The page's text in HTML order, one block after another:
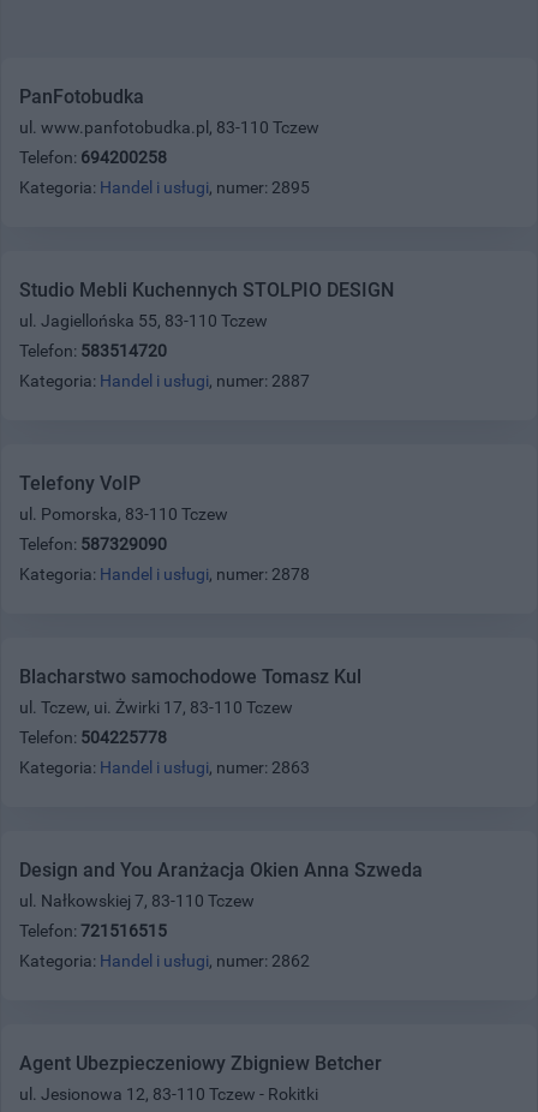
PanFotobudka
ul. www.panfotobudka.pl, 83-110 Tczew
Telefon: 694200258
Kategoria: Handel i usługi, numer: 2895
Studio Mebli Kuchennych STOLPIO DESIGN
ul. Jagiellońska 55, 83-110 Tczew
Telefon: 583514720
Kategoria: Handel i usługi, numer: 2887
Telefony VoIP
ul. Pomorska, 83-110 Tczew
Telefon: 587329090
Kategoria: Handel i usługi, numer: 2878
Blacharstwo samochodowe Tomasz Kul
ul. Tczew, ui. Żwirki 17, 83-110 Tczew
Telefon: 504225778
Kategoria: Handel i usługi, numer: 2863
Design and You Aranżacja Okien Anna Szweda
ul. Nałkowskiej 7, 83-110 Tczew
Telefon: 721516515
Kategoria: Handel i usługi, numer: 2862
Agent Ubezpieczeniowy Zbigniew Betcher
ul. Jesionowa 12, 83-110 Tczew - Rokitki